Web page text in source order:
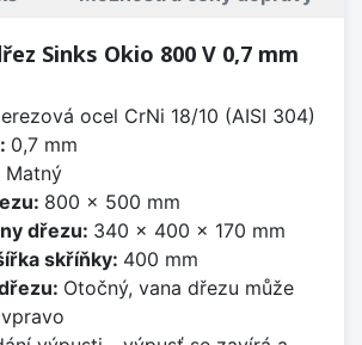
Sinks Okio 800 V 0,7 mm
ocel CrNi 18/10 (AISI 304)
0,7 mm
Matný
800 x 500 mm
dřezu: 340 x 400 x 170 mm
skříňky: 400 mm
Otočný, vana dřezu může